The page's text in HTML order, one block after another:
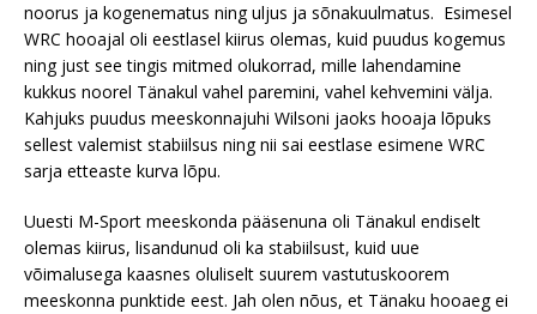
noorus ja kogenematus ning uljus ja sõnakuulmatus. Esimesel
WRC hooajal oli eestlasel kiirus olemas, kuid puudus kogemus
ning just see tingis mitmed olukorrad, mille lahendamine
kukkus noorel Tänakul vahel paremini, vahel kehvemini välja.
Kahjuks puudus meeskonnajuhi Wilsoni jaoks hooaja lõpuks
sellest valemist stabiilsus ning nii sai eestlase esimene WRC
sarja etteaste kurva lõpu.
Uuesti M-Sport meeskonda pääsenuna oli Tänakul endiselt
olemas kiirus, lisandunud oli ka stabiilsust, kuid uue
võimalusega kaasnes oluliselt suurem vastutuskoorem
meeskonna punktide eest. Jah olen nõus, et Tänaku hooaeg ei